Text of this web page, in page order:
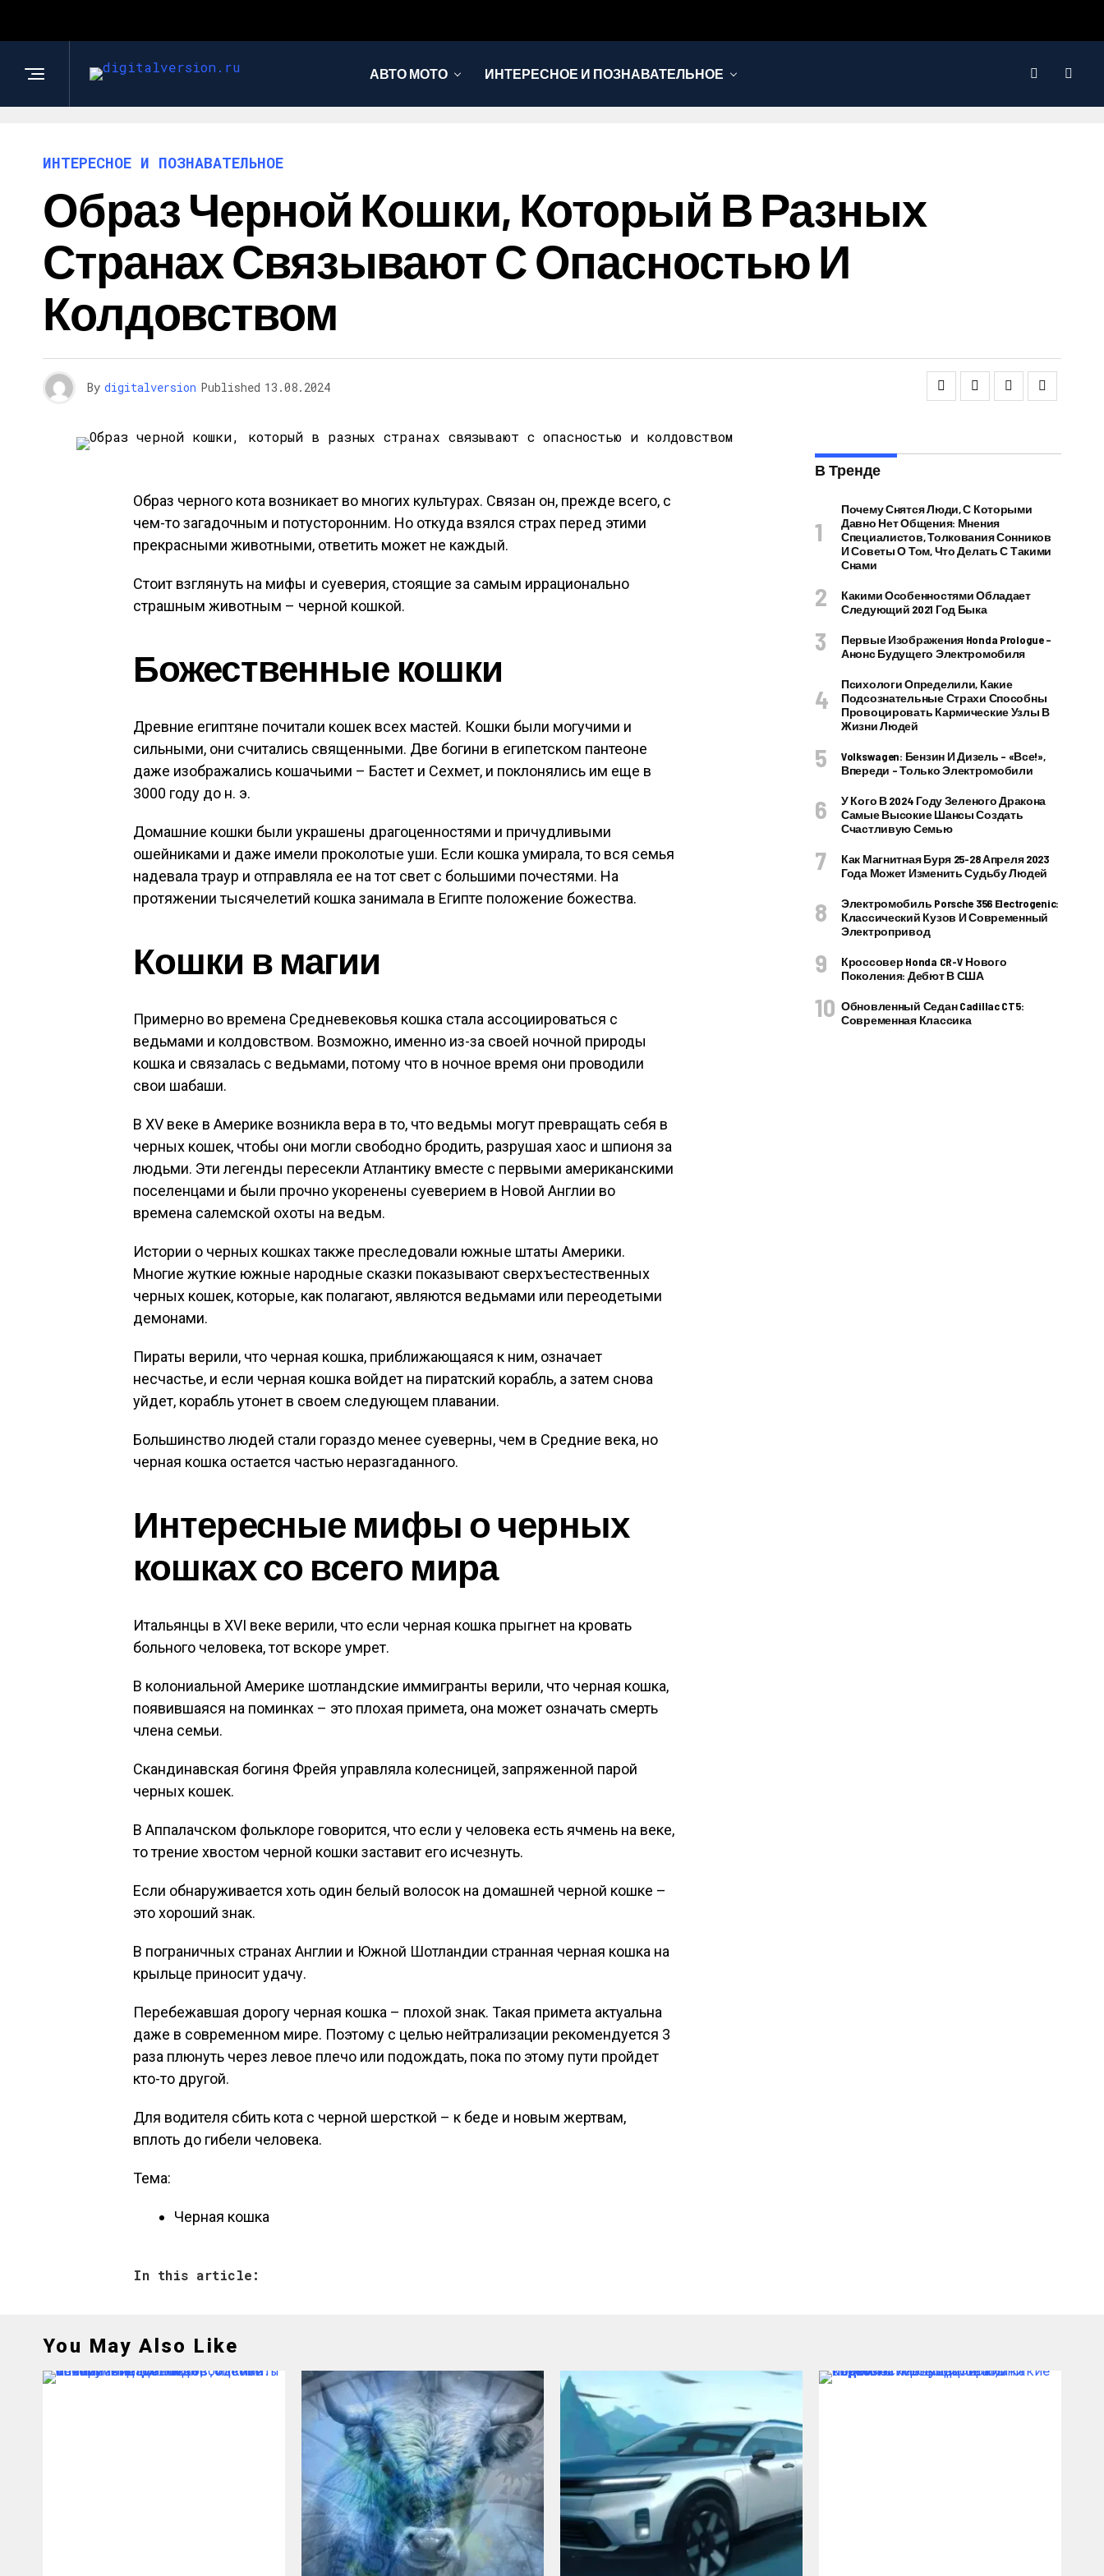
АВТО МОТО ИНТЕРЕСНОЕ И ПОЗНАВАТЕЛЬНОЕ
ИНТЕРЕСНОЕ И ПОЗНАВАТЕЛЬНОЕ
Образ Черной Кошки, Который В Разных
Странах Связывают С Опасностью И
Колдовством
By digitalversion Published 13.08.2024
Образ черного кота возникает во многих культурах. Связан он, прежде всего, с
чем-то загадочным и потусторонним. Но откуда взялся страх перед этими
прекрасными животными, ответить может не каждый.
Стоит взглянуть на мифы и суеверия, стоящие за самым иррационально
страшным животным – черной кошкой.
Божественные кошки
Древние египтяне почитали кошек всех мастей. Кошки были могучими и
сильными, они считались священными. Две богини в египетском пантеоне
даже изображались кошачьими – Бастет и Сехмет, и поклонялись им еще в
3000 году до н. э.
Домашние кошки были украшены драгоценностями и причудливыми
ошейниками и даже имели проколотые уши. Если кошка умирала, то вся семья
надевала траур и отправляла ее на тот свет с большими почестями. На
протяжении тысячелетий кошка занимала в Египте положение божества.
Кошки в магии
Примерно во времена Средневековья кошка стала ассоциироваться с
ведьмами и колдовством. Возможно, именно из-за своей ночной природы
кошка и связалась с ведьмами, потому что в ночное время они проводили
свои шабаши.
В XV веке в Америке возникла вера в то, что ведьмы могут превращать себя в
черных кошек, чтобы они могли свободно бродить, разрушая хаос и шпионя за
людьми. Эти легенды пересекли Атлантику вместе с первыми американскими
поселенцами и были прочно укоренены суеверием в Новой Англии во
времена салемской охоты на ведьм.
Истории о черных кошках также преследовали южные штаты Америки.
Многие жуткие южные народные сказки показывают сверхъестественных
черных кошек, которые, как полагают, являются ведьмами или переодетыми
демонами.
Пираты верили, что черная кошка, приближающаяся к ним, означает
несчастье, и если черная кошка войдет на пиратский корабль, а затем снова
уйдет, корабль утонет в своем следующем плавании.
Большинство людей стали гораздо менее суеверны, чем в Средние века, но
черная кошка остается частью неразгаданного.
Интересные мифы о черных
кошках со всего мира
Итальянцы в XVI веке верили, что если черная кошка прыгнет на кровать
больного человека, тот вскоре умрет.
В колониальной Америке шотландские иммигранты верили, что черная кошка,
появившаяся на поминках – это плохая примета, она может означать смерть
члена семьи.
Скандинавская богиня Фрейя управляла колесницей, запряженной парой
черных кошек.
В Аппалачском фольклоре говорится, что если у человека есть ячмень на веке,
то трение хвостом черной кошки заставит его исчезнуть.
Если обнаруживается хоть один белый волосок на домашней черной кошке –
это хороший знак.
В пограничных странах Англии и Южной Шотландии странная черная кошка на
крыльце приносит удачу.
Перебежавшая дорогу черная кошка – плохой знак. Такая примета актуальна
даже в современном мире. Поэтому с целью нейтрализации рекомендуется 3
раза плюнуть через левое плечо или подождать, пока по этому пути пройдет
кто-то другой.
Для водителя сбить кота с черной шерсткой – к беде и новым жертвам,
вплоть до гибели человека.
Тема:
Черная кошка
In this article:
В Тренде
Почему Снятся Люди, С Которыми
Давно Нет Общения: Мнения
Специалистов, Толкования Сонников
И Советы О Том, Что Делать С Такими
Снами
Какими Особенностями Обладает
Следующий 2021 Год Быка
Первые Изображения Honda Prologue –
Анонс Будущего Электромобиля
Психологи Определили, Какие
Подсознательные Страхи Способны
Провоцировать Кармические Узлы В
Жизни Людей
Volkswagen: Бензин И Дизель – «все!»,
Впереди – Только Электромобили
У Кого В 2024 Году Зеленого Дракона
Самые Высокие Шансы Создать
Счастливую Семью
Как Магнитная Буря 25-28 Апреля 2023
Года Может Изменить Судьбу Людей
Электромобиль Porsche 356 Electrogenic:
Классический Кузов И Современный
Электропривод
Кроссовер Honda CR-V Нового
Поколения: Дебют В США
Обновленный Седан Cadillac CT5:
Современная Классика
You May Also Like